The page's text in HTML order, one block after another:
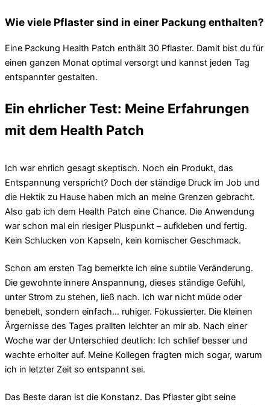
Wie viele Pflaster sind in einer Packung enthalten?
Eine Packung Health Patch enthält 30 Pflaster. Damit bist du für
einen ganzen Monat optimal versorgt und kannst jeden Tag
entspannter gestalten.
Ein ehrlicher Test: Meine Erfahrungen
mit dem Health Patch
Ich war ehrlich gesagt skeptisch. Noch ein Produkt, das
Entspannung verspricht? Doch der ständige Druck im Job und
die Hektik zu Hause haben mich an meine Grenzen gebracht.
Also gab ich dem Health Patch eine Chance. Die Anwendung
war schon mal ein riesiger Pluspunkt – aufkleben und fertig.
Kein Schlucken von Kapseln, kein komischer Geschmack.
Schon am ersten Tag bemerkte ich eine subtile Veränderung.
Die gewohnte innere Anspannung, dieses ständige Gefühl,
unter Strom zu stehen, ließ nach. Ich war nicht müde oder
benebelt, sondern einfach… ruhiger. Fokussierter. Die kleinen
Ärgernisse des Tages prallten leichter an mir ab. Nach einer
Woche war der Unterschied deutlich: Ich schlief besser und
wachte erholter auf. Meine Kollegen fragten mich sogar, warum
ich in letzter Zeit so entspannt sei.
Das Beste daran ist die Konstanz. Das Pflaster gibt seine